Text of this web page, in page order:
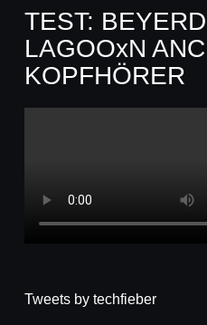
TEST:
LAGOOxN
KOPFHÖRER
Tweets by techfieber